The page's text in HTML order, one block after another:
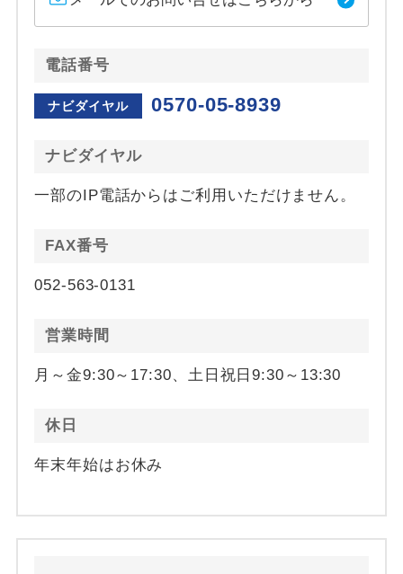
電話番号
ナビダイヤル 0570-05-8939
ナビダイヤル
一部のIP電話からはご利用いただけません。
FAX番号
052-563-0131
営業時間
月～金9:30～17:30、土日祝日9:30～13:30
休日
年末年始はお休み